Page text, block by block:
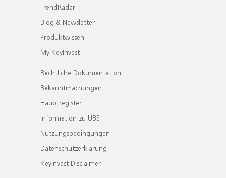
TrendRadar
Blog & Newsletter
Produktwissen
My KeyInvest
Rechtliche Dokumentation
Bekanntmachungen
Hauptregister
Information zu UBS
Nutzungsbedingungen
Datenschutzerklärung
KeyInvest Disclaimer